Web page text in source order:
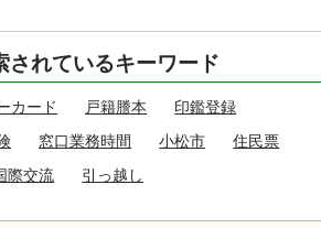
されているキーワード
カード 戸籍謄本
印鑑登録
窓口業務時間 小松市
住民票
際交流 引っ越し